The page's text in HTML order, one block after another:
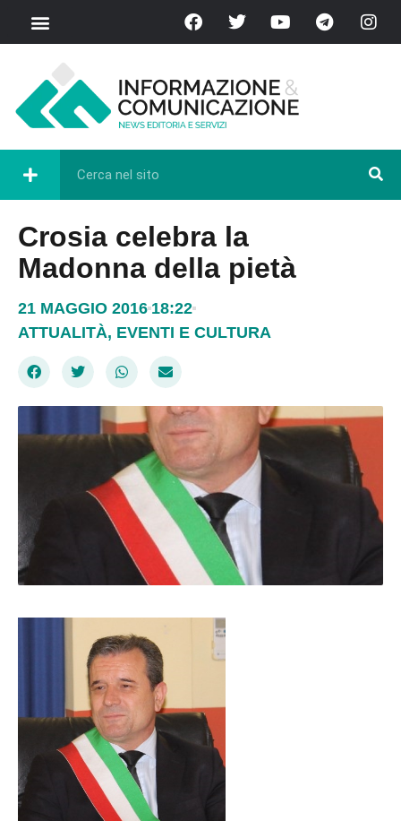
Crosia celebra la
Madonna della pietà
21 MAGGIO 2016 18:22
ATTUALITÀ, EVENTI E CULTURA